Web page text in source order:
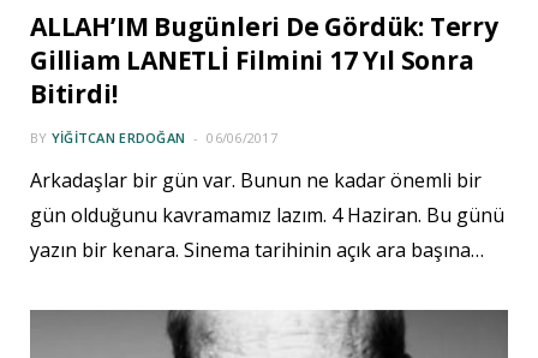
ALLAH’IM Bugünleri De Gördük: Terry
Gilliam LANETLİ Filmini 17 Yıl Sonra
Bitirdi!
BY YIĞITCAN ERDOĞAN 06/06/2017
Arkadaşlar bir gün var. Bunun ne kadar önemli bir
gün olduğunu kavramamız lazım. 4 Haziran. Bu günü
yazın bir kenara. Sinema tarihinin açık ara başına…